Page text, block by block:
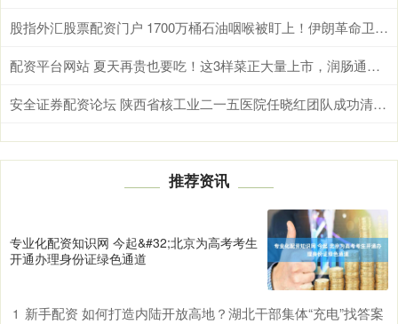
股指外汇股票配资门户 1700万桶石油咽喉被盯上！伊朗革命卫队总司令亲临霍尔木兹，释放最强威慑信号
配资平台网站 夏天再贵也要吃！这3样菜正大量上市，润肠通便，全家都受益！
安全证券配资论坛 陕西省核工业二一五医院任晓红团队成功清除罕见静脉内平滑肌瘤病
推荐资讯
专业化配资知识网 今起&#32;北京为高考考生
开通办理身份证绿色通道
1 新手配资 如何打造内陆开放高地？湖北干部集体“充电”找答案